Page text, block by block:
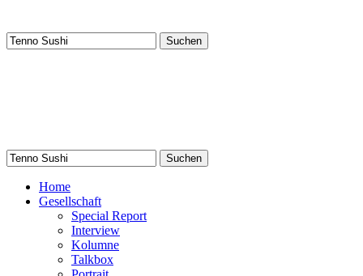
Suchen
nach:
Suchen
nach:
Home
Gesellschaft
Special Report
Interview
Kolumne
Talkbox